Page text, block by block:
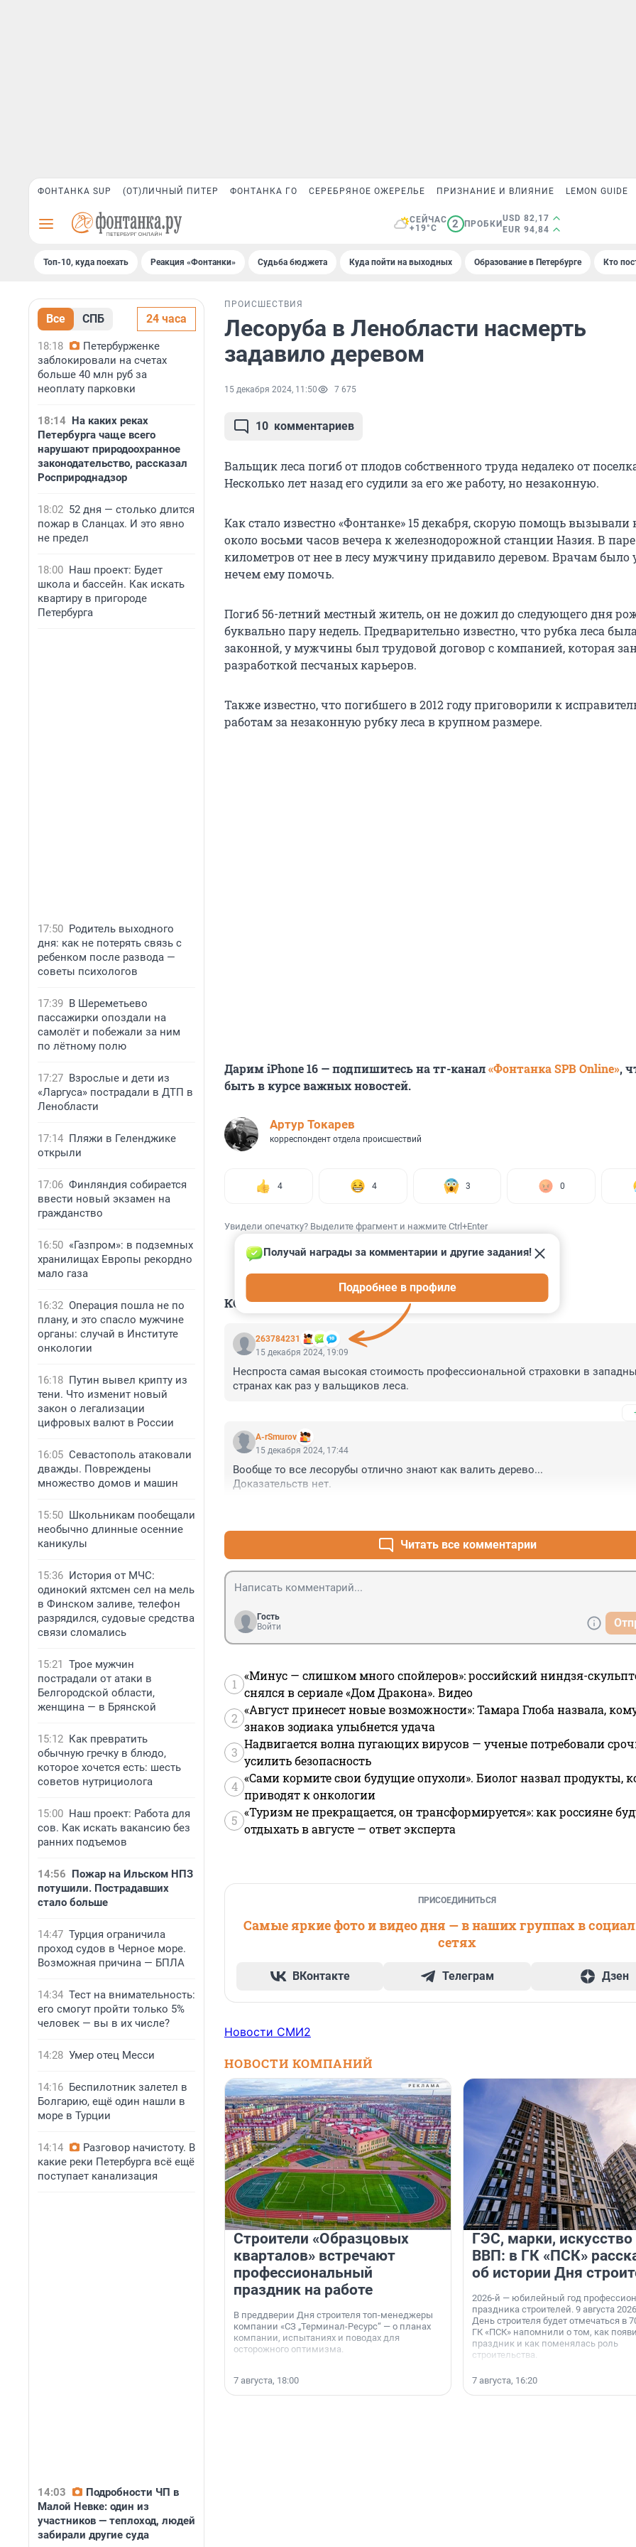
ФОНТАНКА SUP (ОТ)ЛИЧНЫЙ ПИТЕР ФОНТАНКА ГО СЕРЕБРЯНОЕ ОЖЕРЕЛЬЕ ПРИЗНАНИЕ И ВЛИЯНИЕ LEMON GUIDE
СЕЙЧАС
+19°C
2 ПРОБКИ
USD 82,17
EUR 94,84
Топ-10, куда поехать Реакция «Фонтанки» Судьба бюджета Куда пойти на выходных Образование в Петербурге Кто
Все СПБ 24 часа
18:18
Петербурженке
заблокировали на счетах
больше 40 млн руб за
неоплату парковки
18:14 На каких реках
Петербурга чаще всего
нарушают природоохранное
законодательство, рассказал
Росприроднадзор
18:02 52 дня — столько длится
пожар в Сланцах. И это явно
не предел
18:00 Наш проект: Будет
школа и бассейн. Как искать
квартиру в пригороде
Петербурга
17:50 Родитель выходного
дня: как не потерять связь с
ребенком после развода —
советы психологов
17:39 В Шереметьево
пассажирки опоздали на
самолёт и побежали за ним
по лётному полю
17:27 Взрослые и дети из
«Ларгуса» пострадали в ДТП в
Ленобласти
17:14 Пляжи в Геленджике
открыли
17:06 Финляндия собирается
ввести новый экзамен на
гражданство
16:50 «Газпром»: в подземных
хранилищах Европы рекордно
мало газа
16:32 Операция пошла не по
плану, и это спасло мужчине
органы: случай в Институте
онкологии
16:18 Путин вывел крипту из
тени. Что изменит новый
закон о легализации
цифровых валют в России
16:05 Севастополь атаковали
дважды. Повреждены
множество домов и машин
15:50 Школьникам пообещали
необычно длинные осенние
каникулы
15:36 История от МЧС:
одинокий яхтсмен сел на мель
в Финском заливе, телефон
разрядился, судовые средства
связи сломались
15:21 Трое мужчин
пострадали от атаки в
Белгородской области,
женщина — в Брянской
15:12 Как превратить
обычную гречку в блюдо,
которое хочется есть: шесть
советов нутрициолога
15:00 Наш проект: Работа для
сов. Как искать вакансию без
ранних подъемов
14:56 Пожар на Ильском НПЗ
потушили. Пострадавших
стало больше
14:47 Турция ограничила
проход судов в Черное море.
Возможная причина — БПЛА
14:34 Тест на внимательность:
его смогут пройти только 5%
человек — вы в их числе?
14:28 Умер отец Месси
14:16 Беспилотник залетел в
Болгарию, ещё один нашли в
море в Турции
14:14
Разговор начистоту. В
какие реки Петербурга всё ещё
поступает канализация
14:03
Подробности ЧП в
Малой Невке: один из
участников — теплоход, людей
забирали другие суда
ПРОИСШЕСТВИЯ
Лесоруба в Ленобласти насмерть
задавило деревом
15 декабря 2024, 11:50 7 675
10 комментариев
Вальщик леса погиб от плодов собственного труда недалеко от
Несколько лет назад его судили за его же работу, но незаконную.
Как стало известно «Фонтанке» 15 декабря, скорую помощь вызывали
около восьми часов вечера к железнодорожной станции Назия. В паре
километров от нее в лесу мужчину придавило деревом. Врачам было
нечем ему помочь.
Погиб 56-летний местный житель, он не дожил до следующего дня
буквально пару недель. Предварительно известно, что рубка леса была
законной, у мужчины был трудовой договор с компанией, которая
разработкой песчаных карьеров.
Также известно, что погибшего в 2012 году приговорили к
работам за незаконную рубку леса в крупном размере.
Дарим iPhone 16 — подпишитесь на тг-канал«Фонтанка SPB Online»,
быть в курсе важных новостей.
Артур Токарев
корреспондент отдела происшествий
4 4 3 0
Увидели опечатку? Выделите фрагмент и нажмите Ctrl+Enter
КОММЕНТАРИИ 10
263784231
Получай награды за комментарии и другие задания!
Подробнее в профиле
15 декабря 2024, 19:09
Неспроста самая высокая стоимость профессиональной страховки в
странах как раз у вальщиков леса.
A-rSmurov
15 декабря 2024, 17:44
Вообще то все лесорубы отлично знают как валить дерево...
Доказательств нет.
Читать все комментарии
Гость
Войти
1
«Минус — слишком много спойлеров»: российский ниндзя-
снялся в сериале «Дом Дракона». Видео
2
«Август принесет новые возможности»: Тамара Глоба назвала,
знаков зодиака улыбнется удача
3
Надвигается волна пугающих вирусов — ученые потребовали
усилить безопасность
4
«Сами кормите свои будущие опухоли». Биолог назвал продукты,
приводят к онкологии
5
«Туризм не прекращается, он трансформируется»: как россияне
отдыхать в августе — ответ эксперта
ПРИСОЕДИНИТЬСЯ
Самые яркие фото и видео дня — в наших группах в
сетях
ВКонтакте Телеграм Дзен
Новости СМИ2
НОВОСТИ КОМПАНИЙ
Строители «Образцовых
кварталов» встречают
профессиональный
праздник на работе
В преддверии Дня строителя топ-менеджеры
компании «СЗ „Терминал-Ресурс“ — о планах
компании, испытаниях и поводах для
осторожного оптимизма.
7 августа, 18:00
ГЭС, марки, искусство
ВВП: в ГК «ПСК»
об истории Дня
2026-й — юбилейный год
праздника строителей. 9 августа
День строителя будет отмечаться в
ГК «ПСК» напомнили о том, как
праздник и как поменялась роль
строительства.
7 августа, 16:20